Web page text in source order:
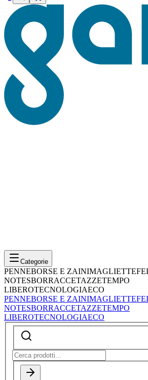
Categorie
PENNEBORSE E ZAINIMAGLIETTE
NOTESBORRACCETAZZETEMPO
LIBEROTECNOLOGIAECO
PENNEBORSE E ZAINIMAGLIETTE
NOTESBORRACCETAZZETEMPO
LIBEROTECNOLOGIAECO